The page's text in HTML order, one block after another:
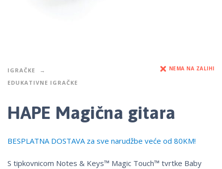
IGRAČKE
EDUKATIVNE IGRAČKE
NEMA NA ZALIHI
HAPE Magična gitara
BESPLATNA DOSTAVA za sve narudžbe veće od 80KM!
S tipkovnicom Notes & Keys™ Magic Touch™ tvrtke Baby